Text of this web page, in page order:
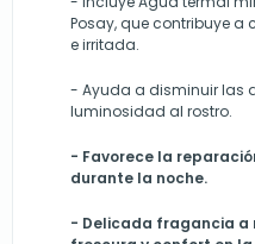
Posay, que contribuye a
e irritada.
- Ayuda a disminuir las
luminosidad al rostro.
- Favorece la
durante la noche.
- Delicada fragancia a